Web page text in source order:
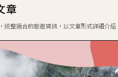
統整適合的旅遊資訊，以文章形式詳細介紹